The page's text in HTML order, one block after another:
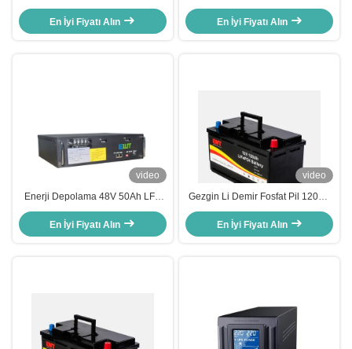
300ah Derin Döngü Lityum İyon
Pil Paketi Güneş LiFePO4 Pil
Toptan Çin Fabrikası
En İyi Fiyatı Alın
Pil 48V 100Ah Enerji Depolaması
Lifepo4 Pil
En İyi Fiyatı Alın
video
Enerji Depolama 48V 50Ah LFP
Lityum İyon Pil Fosfat Özel
En İyi Fiyatı Alın
video
Gezgin Li Demir Fosfat Pil 120Ah
12.8V Lityum İyon LiFePO4 Pil
En İyi Fiyatı Alın